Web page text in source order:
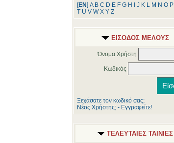
[ΕΝ] A B C D E F G H J K L M N O P
T U V W X Y Z
ΕΙΣΟΔΟΣ ΜΕΛΟΥΣ
Όνομα Χρήστη
Κωδικός
Ξεχάσατε τον κωδικό σας;
Νέος Χρήστης; - Εγγραφείτε!
ΤΕΛΕΥΤΑΙΕΣ ΤΑΙΝΙΕΣ